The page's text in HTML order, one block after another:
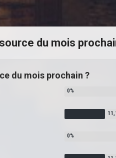
du mois
du mois prochain ?